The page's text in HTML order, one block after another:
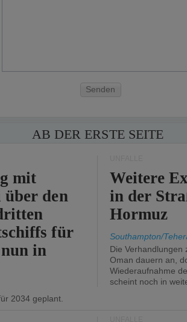
Senden
AB DER ERSTE SEITE
mit
den
für
in
2034 geplant.
Weitere
in der
Hormuz
Southampton/
Die Verhandlungen
Oman dauern an,
Wiederaufnahme
scheint noch in